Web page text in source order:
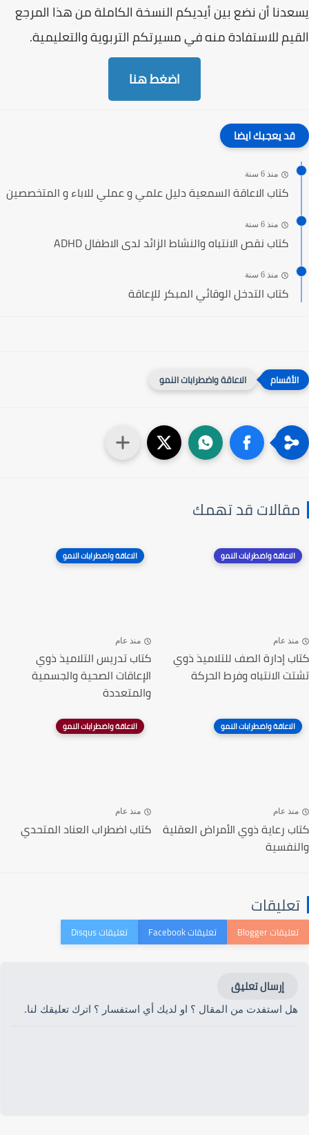
يسعدنا أن نضع بين أيديكم النسخة الكاملة من هذا المرجع
القيم للاستفادة منه في مسيرتكم التربوية والتعليمية.
اضغط هنا
قد يعجبك ايضا
منذ 6 سنة
كتاب الاعاقة السمعية دليل علمي و عملي للاباء و المتخصصين
منذ 6 سنة
كتاب نقص الانتباه والنشاط الزائد لدى الاطفال ADHD
منذ 6 سنة
كتاب التدخل الوقائي المبكر للإعاقة
الاعاقة واضطرابات النمو
مقالات قد تهمك
الاعاقة واضطرابات النمو
منذ عام
كتاب إدارة الصف للتلاميذ ذوي
تشتت الانتباه وفرط الحركة
الاعاقة واضطرابات النمو
منذ عام
كتاب تدريس التلاميذ ذوي
الإعاقات الصحية والجسمية
والمتعددة
الاعاقة واضطرابات النمو
منذ عام
كتاب رعاية ذوي الأمراض العقلية
والنفسية
الاعاقة واضطرابات النمو
منذ عام
كتاب اضطراب العناد المتحدي
تعليقات
إرسال تعليق
هل استفدت من المقال ؟ او لديك أي استفسار ؟ اترك تعليقك لنا.